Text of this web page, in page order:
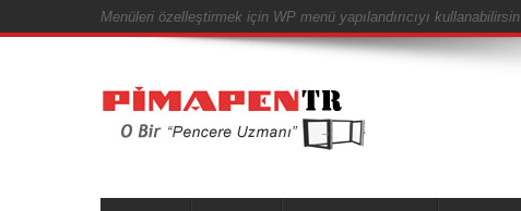
Menüleri özelleştirmek için WP menü yapılandırıcıyı kullanabilirsin